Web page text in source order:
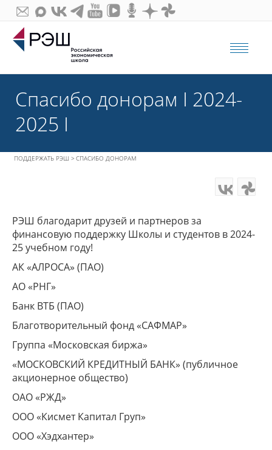
Спасибо донорам I 2024-
2025 I
ПОДДЕРЖАТЬ РЭШ СПАСИБО ДОНОРАМ
РЭШ благодарит друзей и партнеров за
финансовую поддержку Школы и студентов в 2024-
25 учебном году!
АК «АЛРОСА» (ПАО)
АО «РНГ»
Банк ВТБ (ПАО)
Благотворительный фонд «САФМАР»
Группа «Московская биржа»
«МОСКОВСКИЙ КРЕДИТНЫЙ БАНК» (публичное
акционерное общество)
ОАО «РЖД»
ООО «Кисмет Капитал Груп»
ООО «Хэдхантер»